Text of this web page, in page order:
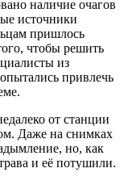
наличие очагов
источники
пришлось
чтобы решить
из
привлечь
от станции
Даже на снимках
но, как
и её потушили.